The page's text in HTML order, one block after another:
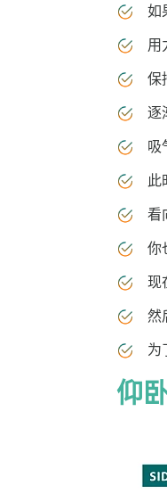
如
用
保
逐
吸
此
看
你
现
然
为
仰